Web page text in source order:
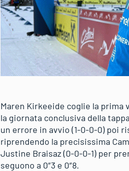
Maren Kirkeeide coglie la prima
la giornata conclusiva della
un errore in avvio (1-0-0-0) poi
riprendendo la precisissima
Justine Braisaz (0-0-0-1) per
seguono a 0″3 e 0″8.